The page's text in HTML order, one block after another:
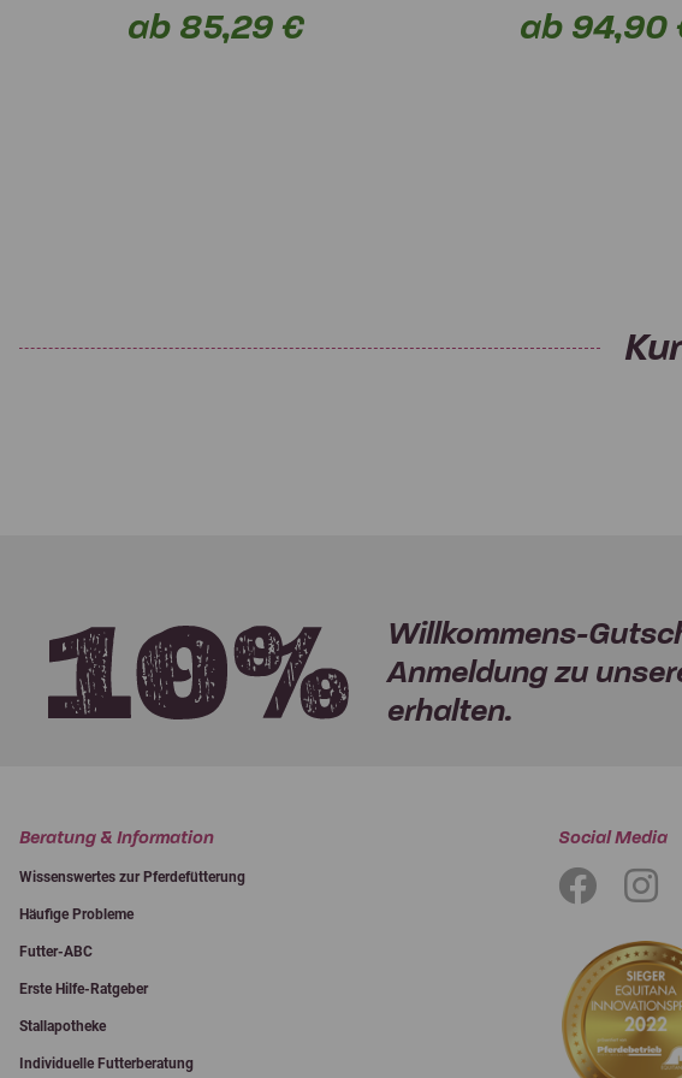
ab 85,29 € ab 94,90
Willkommens-
Anmeldung zu
erhalten.
Beratung & Information
Wissenswertes zur Pferdefütterung
Häufige Probleme
Futter-ABC
Erste Hilfe-Ratgeber
Stallapotheke
Individuelle Futterberatung
Social Media